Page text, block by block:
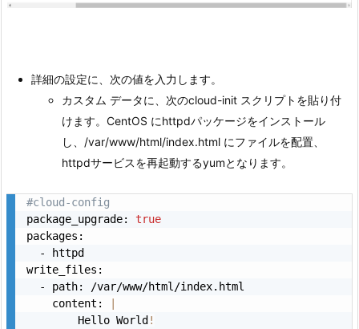
詳細の設定に、次の値を入力します。
カスタム データに、次のcloud-init スクリプトを貼り付
けます。CentOS にhttpdパッケージをインストール
し、/var/www/html/index.html にファイルを配置、
httpdサービスを再起動するyumとなります。
#cloud-config
package_upgrade: true
packages:
  - httpd
write_files:
  - path: /var/www/html/index.html
    content:
        Hello World
!